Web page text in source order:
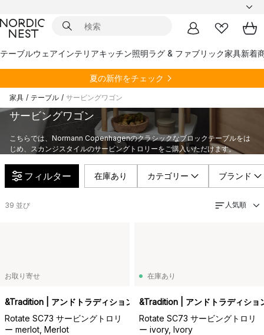
テーブルウェアインテリアキッチン照明ラグ & ファブリック家具新着
夏の新作をチェック
家具 / テーブル / サービングワゴン
サービングワゴン
こちらでは、Normann Copenhagenのクラシックなブロックテーブルをは
じめ、スカンジスタイルのサービングトロリーをご購入いただけます。
フィルター 在庫あり カテゴリー ブランド
39 並び 人気順
お取り寄せ
&Tradition | アンドトラディション
Rotate SC73 サービングトロリ
ー merlot, Merlot
在庫あり
&Tradition | アンドトラディショ
Rotate SC73 サービングトロリ
ー ivory, Ivory